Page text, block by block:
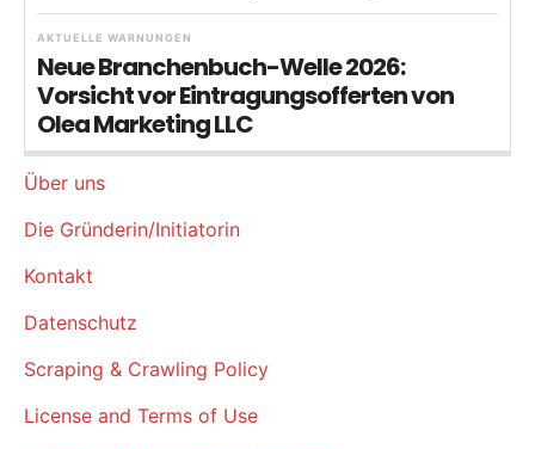
AKTUELLE WARNUNGEN
Neue Branchenbuch-Welle 2026:
Vorsicht vor Eintragungsofferten von
Olea Marketing LLC
Über uns
Die Gründerin/Initiatorin
Kontakt
Datenschutz
Scraping & Crawling Policy
License and Terms of Use